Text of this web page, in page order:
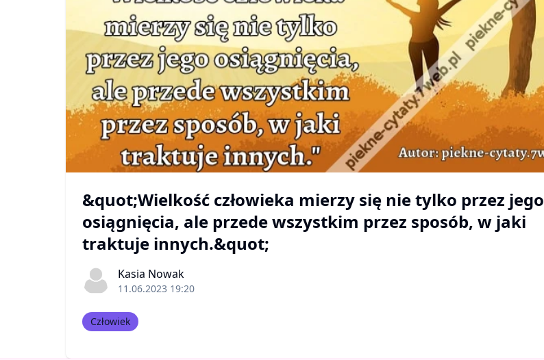
&quot;Wielkość człowieka mierzy się nie tylko przez jego
osiągnięcia, ale przede wszystkim przez sposób, w jaki
traktuje innych.&quot;
Kasia Nowak
11.06.2023 19:20
Człowiek